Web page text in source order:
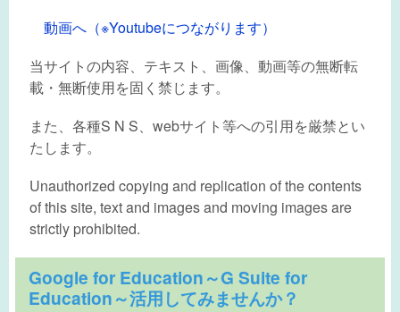
動画へ（※Youtubeにつながります）
当サイトの内容、テキスト、画像、動画等の無断転
載・無断使用を固く禁じます。
また、各種S N S、webサイト等への引用を厳禁とい
たします。
Unauthorized copying and replication of the contents
of this site, text and images and moving images are
strictly prohibited.
Google for Education～G Suite for
Education～活用してみませんか？